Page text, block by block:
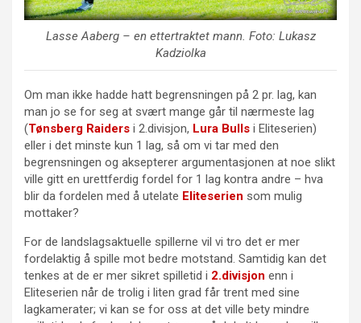
Lasse Aaberg – en ettertraktet mann. Foto: Lukasz
Kadziolka
Om man ikke hadde hatt begrensningen på 2 pr. lag, kan
man jo se for seg at svært mange går til nærmeste lag
(Tønsberg Raiders i 2.divisjon, Lura Bulls i Eliteserien)
eller i det minste kun 1 lag, så om vi tar med den
begrensningen og aksepterer argumentasjonen at noe slikt
ville gitt en urettferdig fordel for 1 lag kontra andre – hva
blir da fordelen med å utelate Eliteserien som mulig
mottaker?
For de landslagsaktuelle spillerne vil vi tro det er mer
fordelaktig å spille mot bedre motstand. Samtidig kan det
tenkes at de er mer sikret spilletid i 2.divisjon enn i
Eliteserien når de trolig i liten grad får trent med sine
lagkamerater; vi kan se for oss at det ville bety mindre